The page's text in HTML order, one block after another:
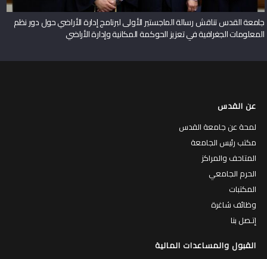
جامعة القدس تناقش رسالة الماجستير الأولى لبرنامج إدارة الأراضي حول دور نظم
المعلومات الجغرافية في تعزيز الحوكمة المكانية وإدارة الأراضي
عن القدس
لمحة عن جامعة القدس
مكتب رئيس الجامعة
المتاحف والمراكز
الحرم الجامعي
المكتبات
وظائف شاغرة
إتـصل بنا
القبول والمساعدات المالية